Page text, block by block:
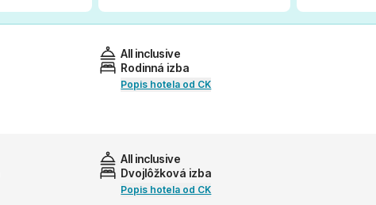
All inclusive
Rodinná izba
Popis hotela od CK
All inclusive
Dvojlôžková izba
Popis hotela od CK